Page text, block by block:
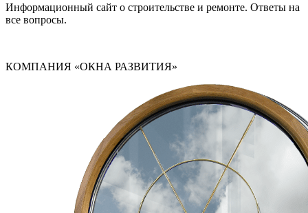
Информационный сайт о строительстве и ремонте. Ответы на
все вопросы.
КОМПАНИЯ «ОКНА РАЗВИТИЯ»